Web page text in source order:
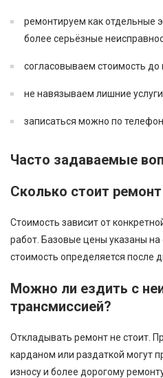
ремонтируем как отдельные
более серьёзные
согласовываем стоимость до
не навязываем лишние
записаться можно по
Часто задаваемые
Сколько стоит
Стоимость зависит от
работ. Базовые цены указаны на
стоимость определяется после
Можно ли ездить с
трансмиссией?
Откладывать ремонт не стоит.
карданом или раздаткой могут
износу и более дорогому